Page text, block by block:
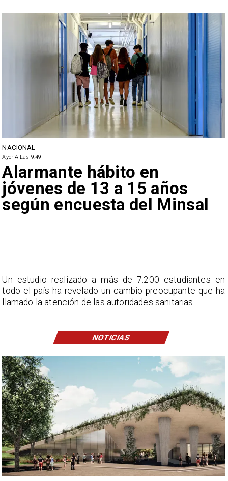
NACIONAL
Ayer A Las 9:49
Alarmante hábito en
jóvenes de 13 a 15 años
según encuesta del Minsal
Un estudio realizado a más de 7.200 estudiantes en
todo el país ha revelado un cambio preocupante que ha
llamado la atención de las autoridades sanitarias.
NOTICIAS